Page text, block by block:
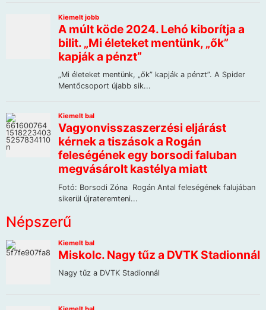
Népszerű